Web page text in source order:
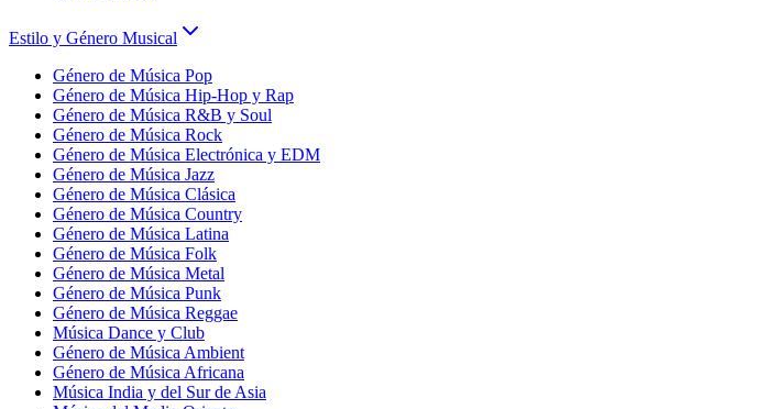
Estilo y Género Musical
Género de Música Pop
Género de Música Hip-Hop y Rap
Género de Música R&B y Soul
Género de Música Rock
Género de Música Electrónica y EDM
Género de Música Jazz
Género de Música Clásica
Género de Música Country
Género de Música Latina
Género de Música Folk
Género de Música Metal
Género de Música Punk
Género de Música Reggae
Música Dance y Club
Género de Música Ambient
Género de Música Africana
Música India y del Sur de Asia